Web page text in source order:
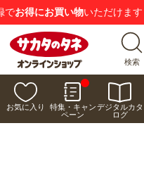
でお得にお買い物いただけます
検索
お気に入り
特集・キャン
ペーン
デジタルカタ
ログ